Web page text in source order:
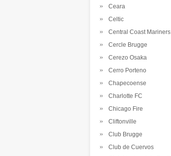
Ceara
Celtic
Central Coast Mariners
Cercle Brugge
Cerezo Osaka
Cerro Porteno
Chapecoense
Charlotte FC
Chicago Fire
Cliftonville
Club Brugge
Club de Cuervos